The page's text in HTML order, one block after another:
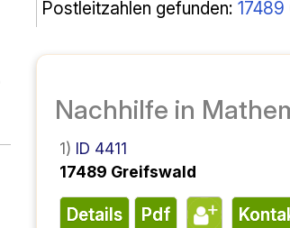
Postleitzahlen gefunden:17489
Nachhilfe in
1) ID 4411
17489 Greifswald
Details pdf